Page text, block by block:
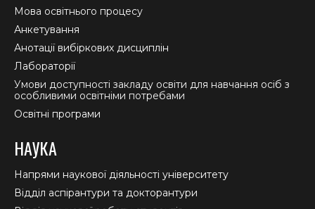
Мова освітнього процесу
Анкетування
Анотації вибіркових дисциплін
Лабораторії
Умови доступності закладу освіти для навчання осіб з
особливими освітніми потребами
Освітні програми
НАУКА
Напрями наукової діяльності університету
Відділ аспірантури та докторантури